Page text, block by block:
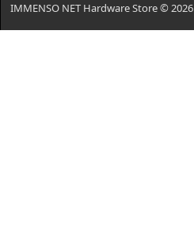
IMMENSO NET Hardware Store © 2026